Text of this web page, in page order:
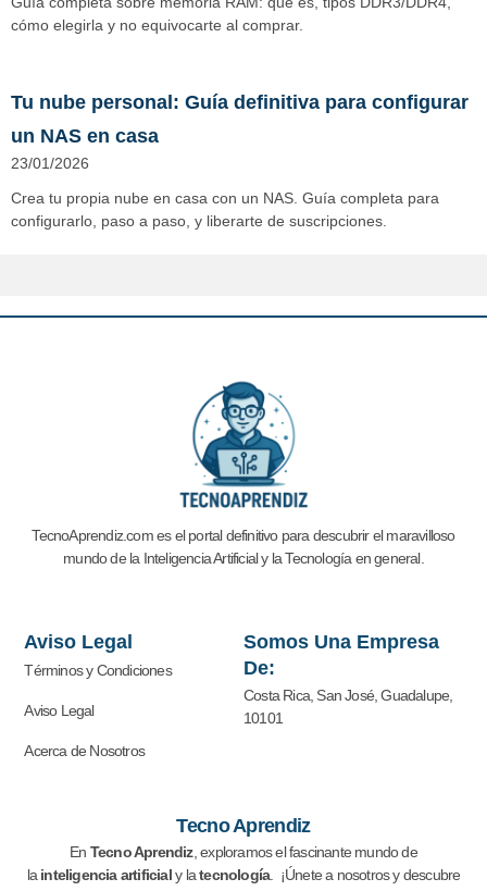
cómo elegirla y no equivocarte al comprar.
Tu nube personal: Guía definitiva para configurar
un NAS en casa
23/01/2026
Crea tu propia nube en casa con un NAS. Guía completa para
configurarlo, paso a paso, y liberarte de suscripciones.
TecnoAprendiz.com es el portal definitivo para descubrir el maravilloso
mundo de la Inteligencia Artificial y laTecnología en general.
Aviso Legal
Términos y Condiciones
Aviso Legal
Acerca de Nosotros
Somos Una Empresa
De:
Costa Rica, San José, Guadalupe,
10101
Tecno Aprendiz
En Tecno Aprendiz, exploramos el fascinante mundo de
lainteligencia artificialy latecnología. ¡Únete a nosotros y descubre